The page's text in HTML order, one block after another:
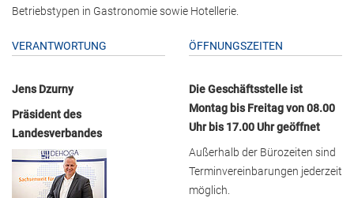
Betriebstypen in Gastronomie sowie Hotellerie.
VERANTWORTUNG
Jens Dzurny
Präsident des
Landesverbandes
ÖFFNUNGSZEITEN
Die Geschäftsstelle ist
Montag bis Freitag von 08.00
Uhr bis 17.00 Uhr geöffnet
Außerhalb der Bürozeiten sind
Terminvereinbarungen jederzeit
möglich.